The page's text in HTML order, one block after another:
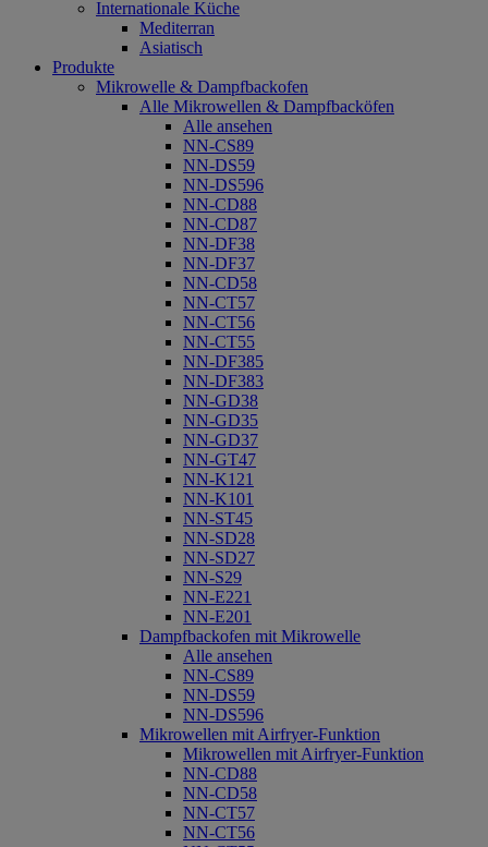
Internationale Küche
Mediterran
Asiatisch
Produkte
Mikrowelle & Dampfbackofen
Alle Mikrowellen & Dampfbacköfen
Alle ansehen
NN-CS89
NN-DS59
NN-DS596
NN-CD88
NN-CD87
NN-DF38
NN-DF37
NN-CD58
NN-CT57
NN-CT56
NN-CT55
NN-DF385
NN-DF383
NN-GD38
NN-GD35
NN-GD37
NN-GT47
NN-K121
NN-K101
NN-ST45
NN-SD28
NN-SD27
NN-S29
NN-E221
NN-E201
Dampfbackofen mit Mikrowelle
Alle ansehen
NN-CS89
NN-DS59
NN-DS596
Mikrowellen mit Airfryer-Funktion
Mikrowellen mit Airfryer-Funktion
NN-CD88
NN-CD58
NN-CT57
NN-CT56